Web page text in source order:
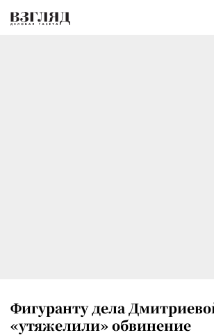
Фигуранту дела
«утяжелили» обвинение